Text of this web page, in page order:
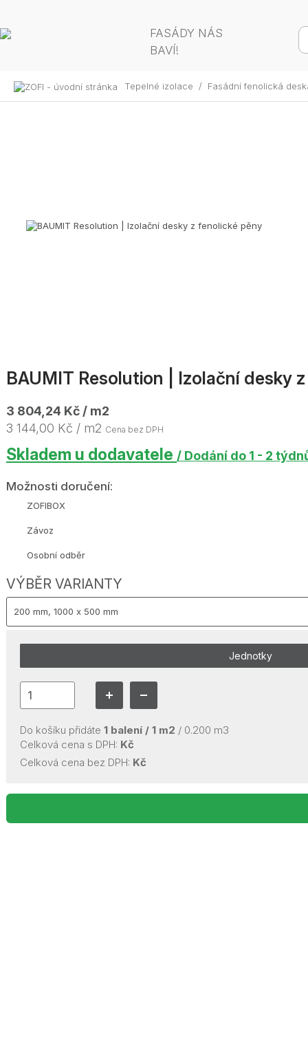
FASÁDY NÁS
BAVÍ!
Tepelné izolace / Fasádní fenolická
BAUMIT Resolution | Izolační desky
3 804,24 Kč / m2
3 144,00 Kč / m2 Cena bez DPH
Skladem u dodavatele / Dodání do 1 - 2
Možnosti doručení:
ZOFIBOX
Závoz
Osobní odběr
VÝBĚR VARIANTY
Jednotky
Do košíku přidáte 1 balení / 1 m2 / 0.200 m3
Celková cena s DPH: Kč
Celková cena bez DPH: Kč